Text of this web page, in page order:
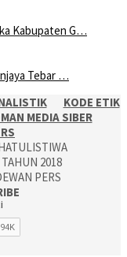
Kabupaten G…
Tebar …
KODE ETIK
MEDIA SIBER
2018
PERS